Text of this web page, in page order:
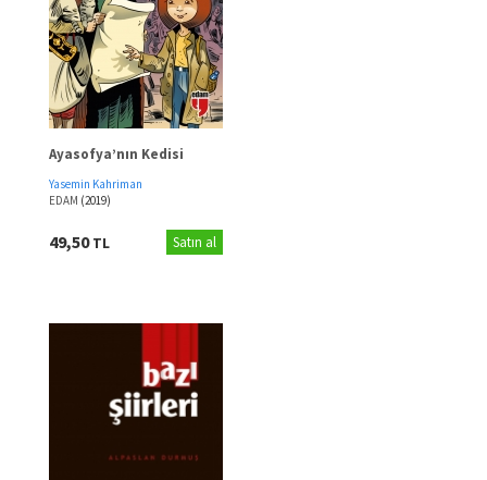
Ayasofya’nın Kedisi
Yasemin Kahriman
EDAM (2019)
49,50TL Satın al